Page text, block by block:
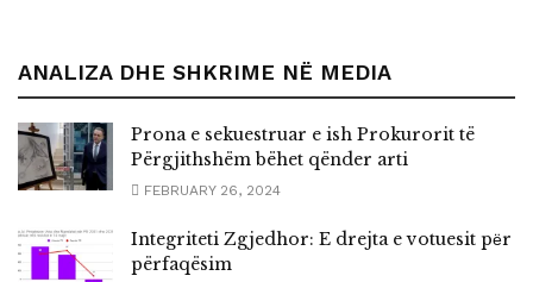
ANALIZA DHE SHKRIME NË MEDIA
Prona e sekuestruar e ish Prokurorit të
Përgjithshëm bëhet qënder arti
FEBRUARY 26, 2024
Integriteti Zgjedhor: E drejta e votuesit pёr
përfaqësim